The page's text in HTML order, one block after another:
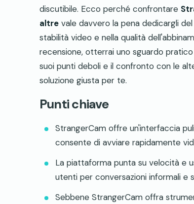
discutibile. Ecco perché confrontare
altre vale davvero la pena dedicargli
stabilità video e nella qualità
recensione, otterrai uno sguardo
suoi punti deboli e il confronto con le
soluzione giusta per te.
Punti chiave
StrangerCam offre un'interfaccia
consente di avviare rapidamente
La piattaforma punta su velocità e
utenti per conversazioni informali e
Sebbene StrangerCam offra